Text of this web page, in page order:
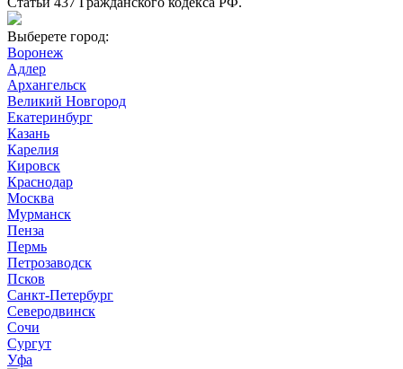
Выберете город:
Воронеж
Адлер
Архангельск
Великий Новгород
Екатеринбург
Казань
Карелия
Кировск
Краснодар
Москва
Мурманск
Пенза
Пермь
Петрозаводск
Псков
Санкт-Петербург
Северодвинск
Сочи
Сургут
Уфа